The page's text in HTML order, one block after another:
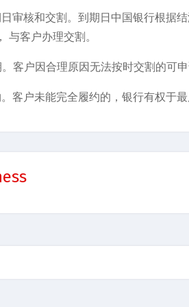
审核和交割。到期日中国银行根据
与客户办理交割。
客户因合理原因无法按时交割的可申
客户未能完全履约的，银行有权于